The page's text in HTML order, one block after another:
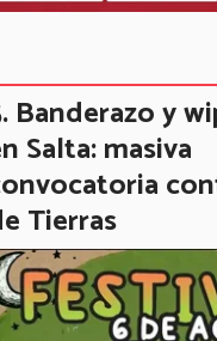
Banderazo y
Salta: masiva
Tierras